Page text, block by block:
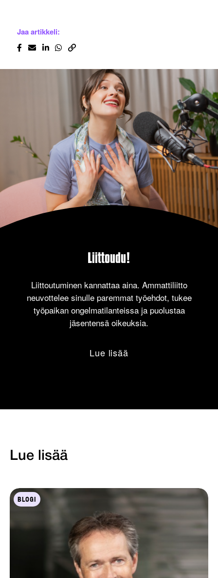
Jaa artikkeli:
Liittoudu!
Liittoutuminen kannattaa aina. Ammattiliitto
neuvottelee sinulle paremmat työehdot, tukee
työpaikan ongelmatilanteissa ja puolustaa
jäsentensä oikeuksia.
Lue lisää
Lue lisää
BLOGI